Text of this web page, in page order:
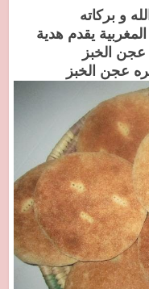
و بركاته
يقدم هدية
الخبز
عجن الخبز